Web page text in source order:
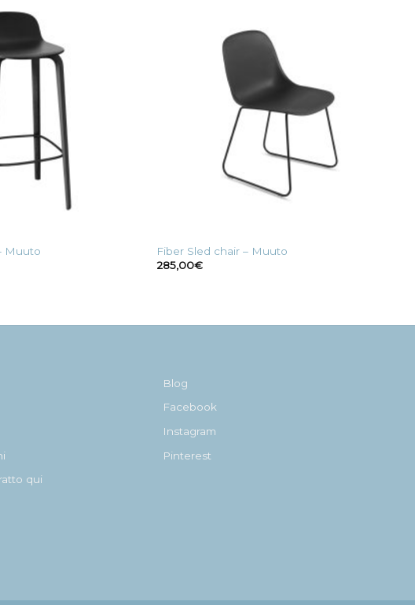
Muuto
Fiber Sled chair – Muuto
285,00€
qui
Blog
Facebook
Instagram
Pinterest